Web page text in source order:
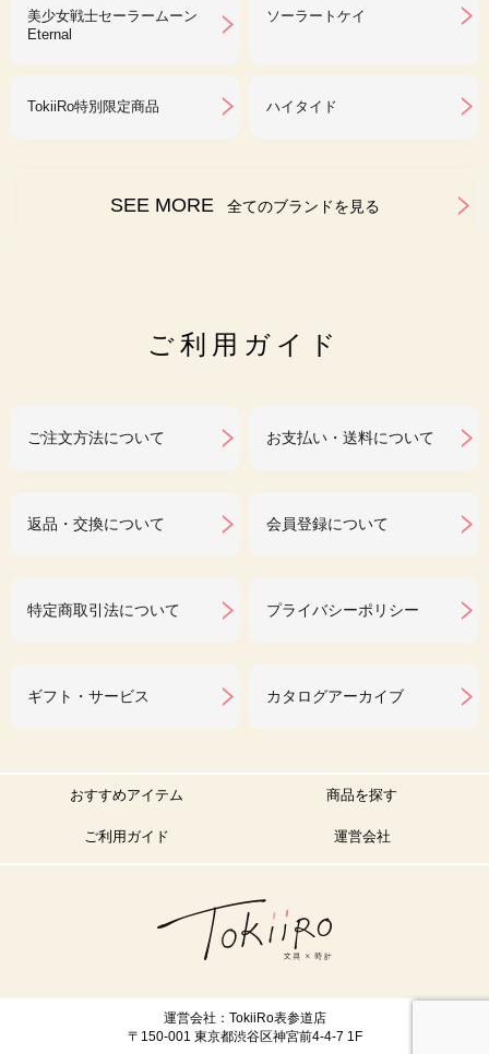
美少女戦士セーラームーン
Eternal
ソーラートケイ
TokiiRo特別限定商品 ハイタイド
SEE MORE 全てのブランドを見る
ご利用ガイド
ご注文方法について お支払い・送料について
返品・交換について 会員登録について
特定商取引法について プライバシーポリシー
ギフト・サービス カタログアーカイブ
おすすめアイテム 商品を探す
ご利用ガイド 運営会社
運営会社：TokiiRo表参道店
〒150-001 東京都渋谷区神宮前4-4-7 1F